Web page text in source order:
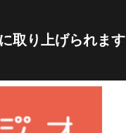
取り上げられます